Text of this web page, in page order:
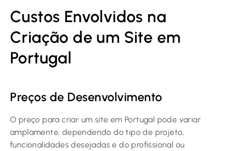
Custos Envolvidos na
Criação de um Site em
Portugal
Preços de Desenvolvimento
O preço para criar um site em Portugal pode variar
amplamente, dependendo do tipo de projeto,
funcionalidades desejadas e do profissional ou